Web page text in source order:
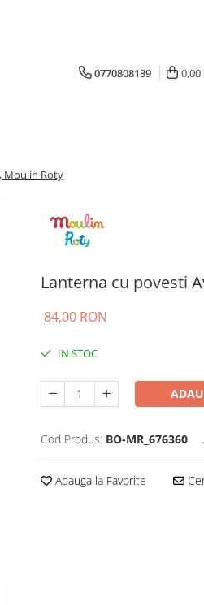
0770808139 0,00
Moulin Roty
Lanterna cu povesti
84,00 RON
IN STOC
Cod Produs: BO-MR_676360
Adauga la Favorite